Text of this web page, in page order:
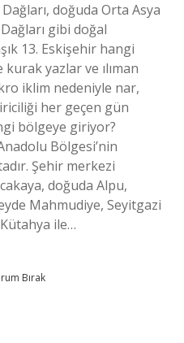
doğuda Orta Asya
gibi doğal
13. Eskişehir hangi
yazlar ve ılıman
iklim nedeniyle nar,
her geçen gün
bölgeye giriyor?
Bölgesi’nin
Şehir merkezi
doğuda Alpu,
Mahmudiye, Seyitgazi
ile…
Bırak